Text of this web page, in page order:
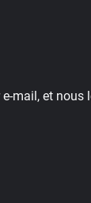
mail, et